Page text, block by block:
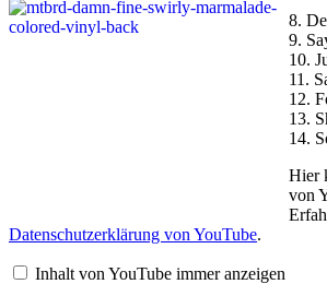
8.
9.
10.
11.
12.
13.
14.
von
Hier
von
Datenschutzerklärung von YouTube.
Inhalt von YouTube immer anzeigen